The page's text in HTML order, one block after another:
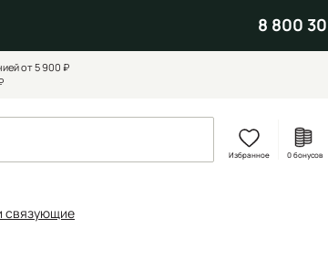
8 800
от 5 900 ₽
Избранное 0 бонусов
связующие